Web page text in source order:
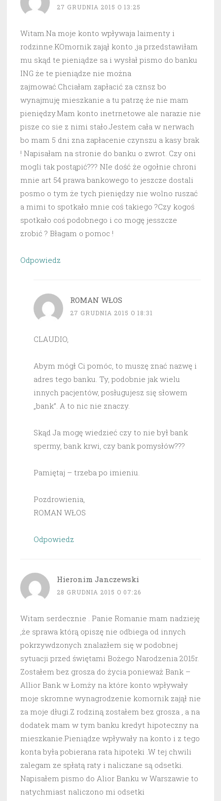
27 GRUDNIA 2015 O 13:25
Witam.Na moje konto wpływaja laimenty i
rodzinne.KOmornik zajął konto ,ja przedstawiłam
mu skąd te pieniądze sa i wysłał pismo do banku
ING że te pieniądze nie można
zajmować.Chciałam zapłacić za cznsz bo
wynajmuję mieszkanie a tu patrzę że nie mam
pieniędzy.Mam konto inetrnetowe ale narazie nie
pisze co sie z nimi stało.Jestem cała w nerwach
bo mam 5 dni zna zapłacenie czynszu a kasy brak
! Napisałam na stronie do banku o zwrot. Czy oni
mogli tak postąpić??? NIe dość że ogołnie chroni
mnie art 54 prawa bankowego to jeszcze dostali
posmo o tym że tych pieniędzy nie wolno ruszać
a mimi to spotkało mnie coś takiego ?Czy kogoś
spotkało coś podobnego i co mogę jesszcze
zrobić ? Błagam o pomoc !
Odpowiedz
ROMAN WŁOS
27 GRUDNIA 2015 O 18:31
CLAUDIO,
Abym mógł Ci pomóc, to muszę znać nazwę i
adres tego banku. Ty, podobnie jak wielu
innych pacjentów, posługujesz się słowem
„bank”. A to nic nie znaczy.
Skąd Ja mogę wiedzieć czy to nie był bank
spermy, bank krwi, czy bank pomysłów???
Pamiętaj – trzeba po imieniu.
Pozdrowienia,
ROMAN WŁOS
Odpowiedz
Hieronim Janczewski
28 GRUDNIA 2015 O 07:26
Witam serdecznie . Panie Romanie mam nadzieję
,że sprawa którą opiszę nie odbiega od innych
pokrzywdzonych znalazłem się w podobnej
sytuacji przed świętami Bożego Narodzenia 2015r.
Zostałem bez grosza do życia ponieważ Bank –
Allior Bank w Łomży na które konto wpływały
moje skromne wynagrodzenie komornik zajął nie
za moje długi.Z rodziną zostałem bez grosza , a na
dodatek mam w tym banku kredyt hipoteczny na
mieszkanie.Pieniądze wpływały na konto i z tego
konta była pobierana rata hipoteki .W tej chwili
zalegam ze spłatą raty i naliczane są odsetki.
Napisałem pismo do Alior Banku w Warszawie to
natychmiast naliczono mi odsetki